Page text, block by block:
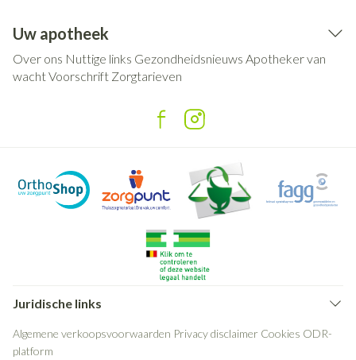
Uw apotheek
Over ons Nuttige links Gezondheidsnieuws Apotheker van
wachtVoorschrift Zorgtarieven
Juridische links
Algemene verkoopsvoorwaarden Privacy disclaimer Cookies ODR-
platform